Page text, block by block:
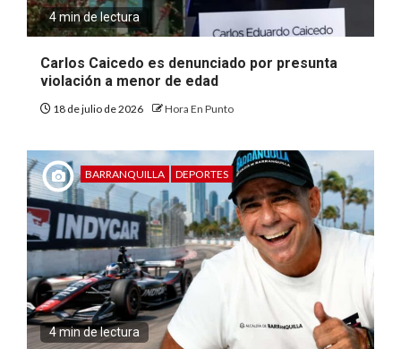
4 min de lectura
Carlos Caicedo es denunciado por presunta
violación a menor de edad
18 de julio de 2026 Hora En Punto
BARRANQUILLA DEPORTES
4 min de lectura